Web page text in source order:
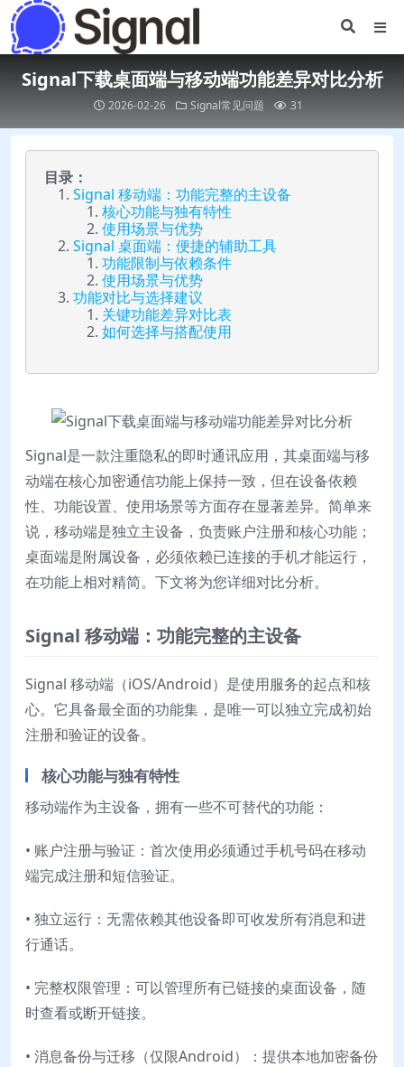
Signal下载桌面端与移动端功能差异对比分析
2026-02-26 Signal常见问题 31
目录：
Signal 移动端：功能完整的主设备
核心功能与独有特性
使用场景与优势
Signal 桌面端：便捷的辅助工具
功能限制与依赖条件
使用场景与优势
功能对比与选择建议
关键功能差异对比表
如何选择与搭配使用
Signal是一款注重隐私的即时通讯应用，其桌面端与移
动端在核心加密通信功能上保持一致，但在设备依赖
性、功能设置、使用场景等方面存在显著差异。简单来
说，移动端是独立主设备，负责账户注册和核心功能；
桌面端是附属设备，必须依赖已连接的手机才能运行，
在功能上相对精简。下文将为您详细对比分析。
Signal 移动端：功能完整的主设备
Signal 移动端（iOS/Android）是使用服务的起点和核
心。它具备最全面的功能集，是唯一可以独立完成初始
注册和验证的设备。
核心功能与独有特性
移动端作为主设备，拥有一些不可替代的功能：
• 账户注册与验证：首次使用必须通过手机号码在移动
端完成注册和短信验证。
• 独立运行：无需依赖其他设备即可收发所有消息和进
行通话。
• 完整权限管理：可以管理所有已链接的桌面设备，随
时查看或断开链接。
• 消息备份与迁移（仅限Android）：提供本地加密备份